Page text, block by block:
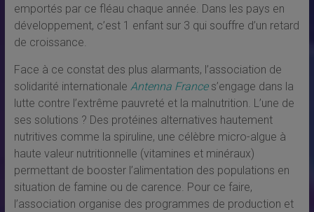
emportés par ce fléau chaque année. Dans les pays en
développement, c’est 1 enfant sur 3 qui souffre d’un retard
de croissance.
Face à ce constat des plus alarmants, l’association de
solidarité internationale Antenna France s’engage dans la
lutte contre l’extrême pauvreté et la malnutrition. L’une de
ses solutions ? Des protéines alternatives hautement
nutritives comme la spiruline, une célèbre micro-algue à
haute valeur nutritionnelle (vitamines et minéraux)
permettant de booster l’alimentation des populations en
situation de famine ou de carence. Pour ce faire,
l’association organise des programmes de production et